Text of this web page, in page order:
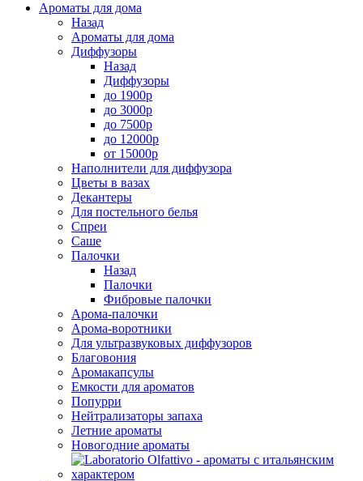
Ароматы для дома
Назад
Ароматы для дома
Диффузоры
Назад
Диффузоры
до 1900р
до 3000р
до 7500р
до 12000р
от 15000р
Наполнители для диффузора
Цветы в вазах
Декантеры
Для постельного белья
Спреи
Саше
Палочки
Назад
Палочки
Фибровые палочки
Арома-палочки
Арома-воротники
Для ультразвуковых диффузоров
Благовония
Аромакапсулы
Емкости для ароматов
Попурри
Нейтрализаторы запаха
Летние ароматы
Новогодние ароматы